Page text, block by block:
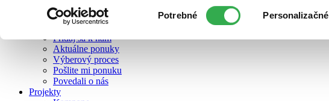
súhlasu
Potrebné Personalizačné
Zelený Martinus
Nerobíme rozdiely
Pridaj sa k nám
Aktuálne ponuky
Výberový proces
Pošlite mi ponuku
Povedali o nás
Projekty